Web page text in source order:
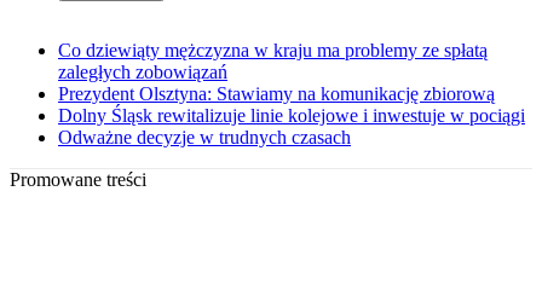
Co dziewiąty mężczyzna w kraju ma problemy ze spłatą
zaległych zobowiązań
Prezydent Olsztyna: Stawiamy na komunikację zbiorową
Dolny Śląsk rewitalizuje linie kolejowe i inwestuje w pociągi
Odważne decyzje w trudnych czasach
Promowane treści